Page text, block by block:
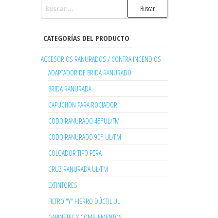
CATEGORÍAS DEL PRODUCTO
ACCESORIOS RANURADOS / CONTRA INCENDIOS
ADAPTADOR DE BRIDA RANURADO
BRIDA RANURADA
CAPUCHON PARA ROCIADOR
CODO RANURADO 45°UL/FM
CODO RANURADO 90° UL/FM
COLGADOR TIPO PERA
CRUZ RANURADA UL/FM
EXTINTORES
FILTRO "Y" HIERRO DÚCTIL UL